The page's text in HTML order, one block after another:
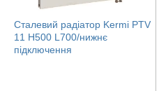
Сталевий радіатор Kermi PTV
11 H500 L700/нижнє
підключення